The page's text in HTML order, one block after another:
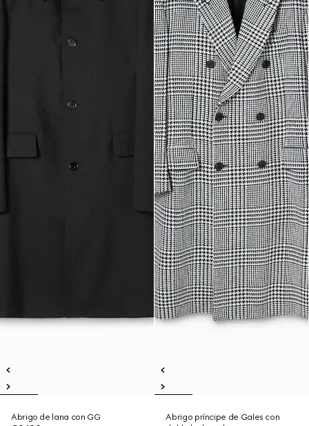
Abrigo de lana con GG
Abrigo príncipe de Gales con